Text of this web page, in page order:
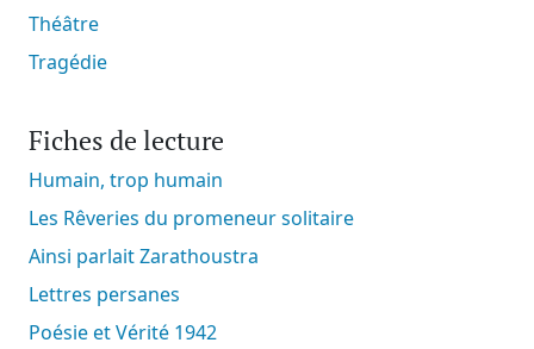
Théâtre
Tragédie
Fiches de lecture
Humain, trop humain
Les Rêveries du promeneur solitaire
Ainsi parlait Zarathoustra
Lettres persanes
Poésie et Vérité 1942